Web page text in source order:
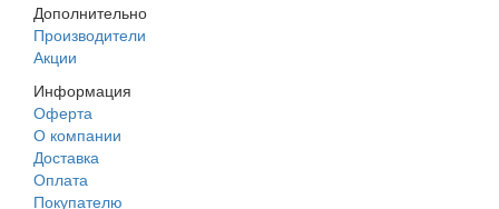
Дополнительно
Производители
Акции
Информация
Оферта
О компании
Доставка
Оплата
Покупателю